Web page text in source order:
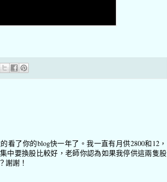
看了你的blog快一年了。我一直有月供2800和12，
中要換股比較好，老師你認為如果我停供這兩隻股
謝謝！